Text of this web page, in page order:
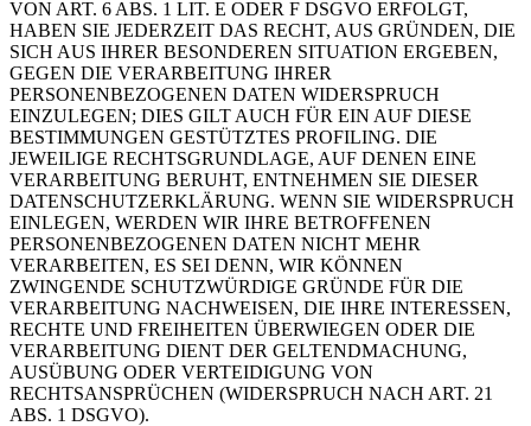
VON ART. 6 ABS. 1 LIT. E ODER F DSGVO ERFOLGT,
HABEN SIE JEDERZEIT DAS RECHT, AUS GRÜNDEN, DIE
SICH AUS IHRER BESONDEREN SITUATION ERGEBEN,
GEGEN DIE VERARBEITUNG IHRER
PERSONENBEZOGENEN DATEN WIDERSPRUCH
EINZULEGEN; DIES GILT AUCH FÜR EIN AUF DIESE
BESTIMMUNGEN GESTÜTZTES PROFILING. DIE
JEWEILIGE RECHTSGRUNDLAGE, AUF DENEN EINE
VERARBEITUNG BERUHT, ENTNEHMEN SIE DIESER
DATENSCHUTZERKLÄRUNG. WENN SIE WIDERSPRUCH
EINLEGEN, WERDEN WIR IHRE BETROFFENEN
PERSONENBEZOGENEN DATEN NICHT MEHR
VERARBEITEN, ES SEI DENN, WIR KÖNNEN
ZWINGENDE SCHUTZWÜRDIGE GRÜNDE FÜR DIE
VERARBEITUNG NACHWEISEN, DIE IHRE INTERESSEN,
RECHTE UND FREIHEITEN ÜBERWIEGEN ODER DIE
VERARBEITUNG DIENT DER GELTENDMACHUNG,
AUSÜBUNG ODER VERTEIDIGUNG VON
RECHTSANSPRÜCHEN (WIDERSPRUCH NACH ART. 21
ABS. 1 DSGVO).